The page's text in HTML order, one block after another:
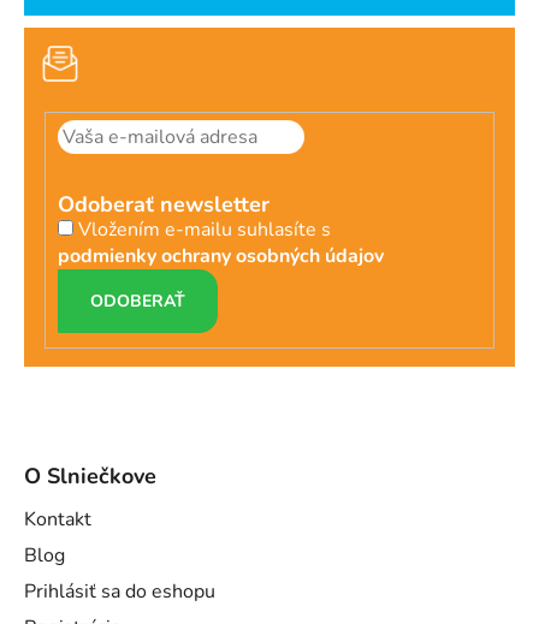
Odoberať newsletter
Vložením e-mailu suhlasíte s
podmienky ochrany osobných údajov
PRIHLÁSIŤ
SA
O Slniečkove
Kontakt
Blog
Prihlásiť sa do eshopu